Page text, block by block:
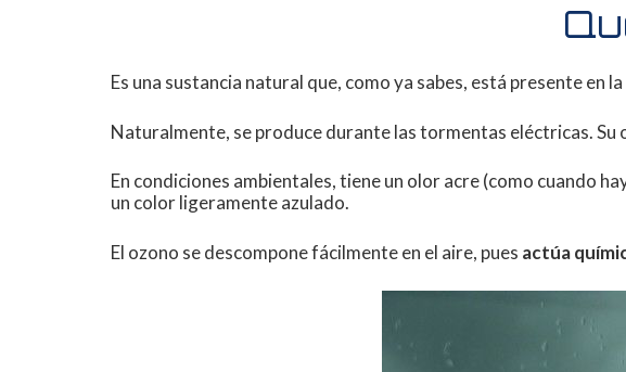
Es una sustancia natural que, como ya sabes, está presente
Naturalmente, se produce durante las tormentas eléctricas.
En condiciones ambientales, tiene un olor acre (como cuando
un color ligeramente azulado.
El ozono se descompone fácilmente en el aire, pues actúa